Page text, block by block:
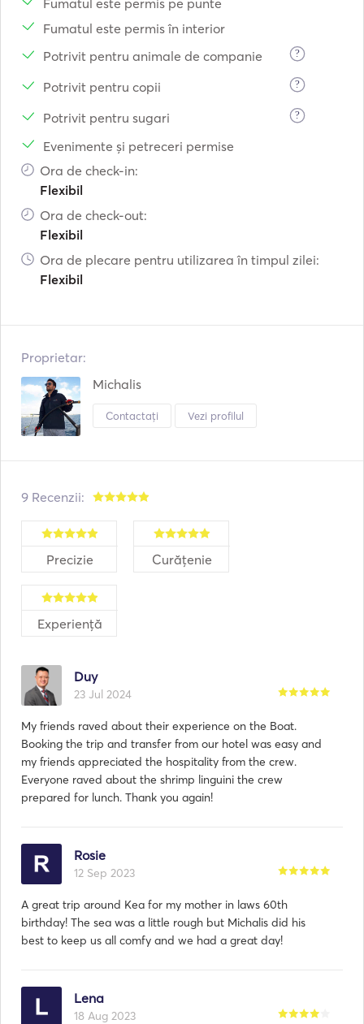
Fumatul este permis în interior
Potrivit pentru animale de companie
?
Potrivit pentru copii ?
Potrivit pentru sugari ?
Evenimente și petreceri permise
Ora de check-in:
Flexibil
Ora de check-out:
Flexibil
Ora de plecare pentru utilizarea în timpul zilei:
Flexibil
Proprietar:
Michalis
Contactați Vezi profilul
9 Recenzii:
Precizie Curățenie
Experiență
Duy
23 Jul 2024
My friends raved about their experience on the Boat.
Booking the trip and transfer from our hotel was easy and
my friends appreciated the hospitality from the crew.
Everyone raved about the shrimp linguini the crew
prepared for lunch. Thank you again!
Rosie
12 Sep 2023
A great trip around Kea for my mother in laws 60th
birthday! The sea was a little rough but Michalis did his
best to keep us all comfy and we had a great day!
Lena
18 Aug 2023